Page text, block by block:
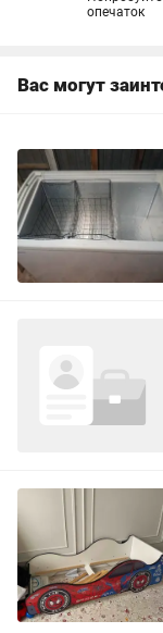
опечаток
Вас могут